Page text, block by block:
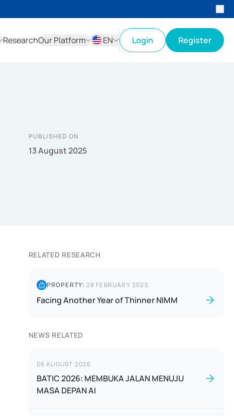
ResearchOur Platform
EN
Login Register
PUBLISHED ON
13 August 2025
RELATED RESEARCH
PROPERTY| 28 FEBRUARY 2025
Facing Another Year of Thinner NIMM
NEWS RELATED
06 AUGUST 2026
BATIC 2026: MEMBUKA JALAN MENUJU
MASA DEPAN AI